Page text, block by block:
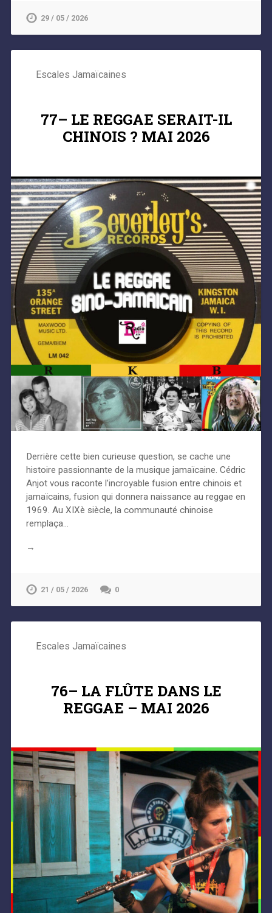
29 / 05 / 2026
Escales Jamaïcaines
77– LE REGGAE SERAIT-IL
CHINOIS ? MAI 2026
Derrière cette bien curieuse question, se cache une
histoire passionnante de la musique jamaïcaine. Cédric
Anjot vous raconte l’incroyable fusion entre chinois et
jamaïcains, fusion qui donnera naissance au reggae en
1969. Au XIXè siècle, la communauté chinoise
remplaça…
→
21 / 05 / 2026 0
Escales Jamaïcaines
76– LA FLÛTE DANS LE
REGGAE – MAI 2026